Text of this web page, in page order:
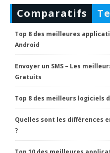
Comparatifs
Top 8 des meilleures
Android
Envoyer un SMS – Les
Gratuits
Top 8 des meilleurs logiciels
Quelles sont les différences
?